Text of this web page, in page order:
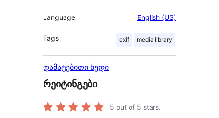
Language English (US)
Tags exif media library
დამატებითი ხედი
რეიტინგები
5 out of 5 stars.